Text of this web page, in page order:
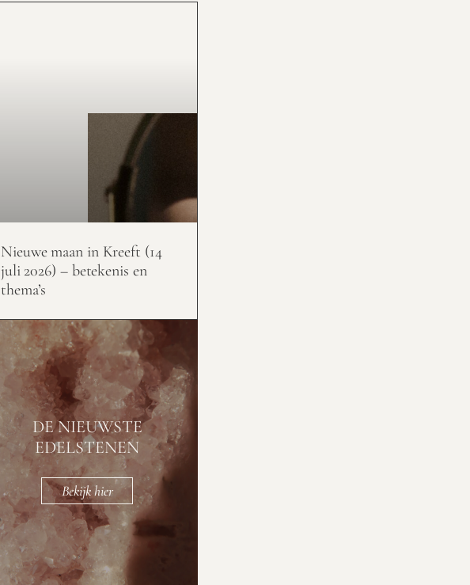
Nieuwe maan in Kreeft (14
juli 2026) – betekenis en
thema’s
DE NIEUWSTE
EDELSTENEN
Bekijk hier